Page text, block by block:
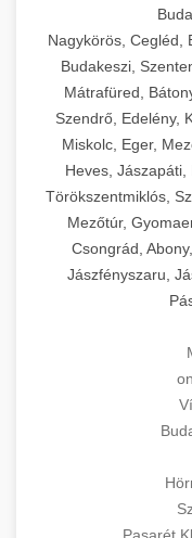
Nagykörös, Cegléd,
Budakeszi,
Mátrafüred,
Szendrő, Edelény,
Miskolc, Eger,
Heves, Jászapáti,
Törökszentmiklós,
Mezőtúr,
Csongrád,
Jászfényszaru,